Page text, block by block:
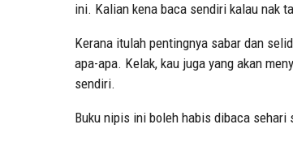
ini. Kalian kena baca sendiri kalau nak
Kerana itulah pentingnya sabar dan
apa-apa. Kelak, kau juga yang akan
sendiri.
Buku nipis ini boleh habis dibaca